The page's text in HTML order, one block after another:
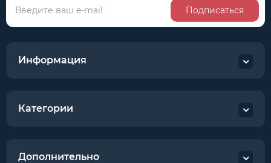
Подписаться
Информация
Категории
Дополнительно